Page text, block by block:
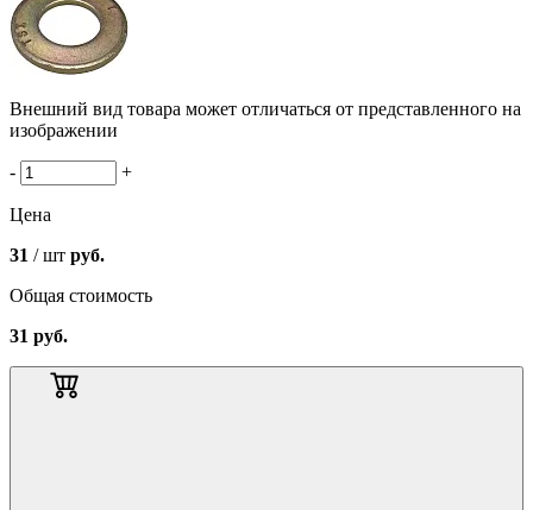
Внешний вид товара может отличаться от представленного на
изображении
- +
Цена
31 / шт руб.
Общая стоимость
31 руб.